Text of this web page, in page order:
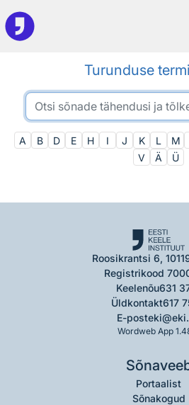
Otsingu juurde
Turunduse
A B D E H I J K L M
V
Ä Ü
Roosikrantsi 6,
Registrikood
Keelenõu631
Üldkontakt617
E-post
Wordweb App
Portaalist
Sõnakogud